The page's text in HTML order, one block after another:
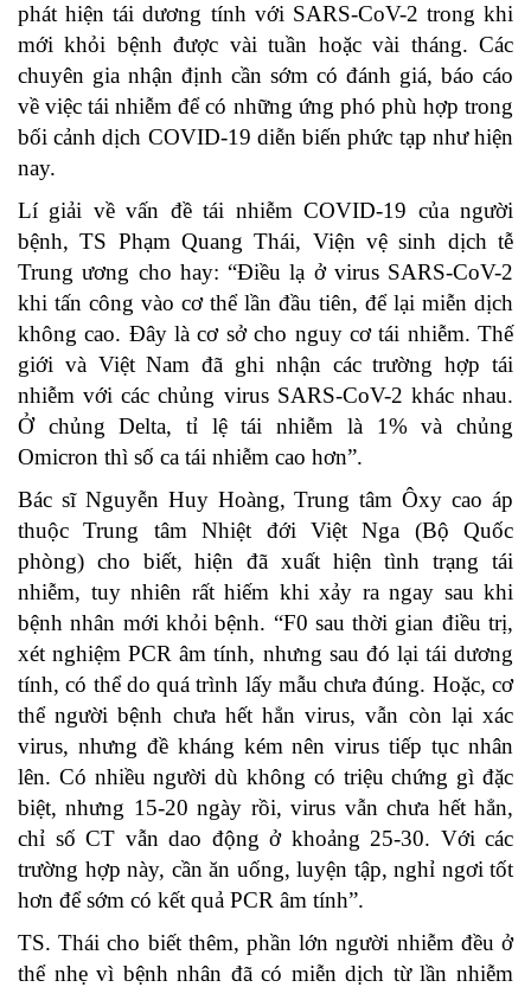
phát hiện tái dương tính với SARS-CoV-2 trong khi
mới khỏi bệnh được vài tuần hoặc vài tháng. Các
chuyên gia nhận định cần sớm có đánh giá, báo cáo
về việc tái nhiễm để có những ứng phó phù hợp trong
bối cảnh dịch COVID-19 diễn biến phức tạp như hiện
nay.
Lí giải về vấn đề tái nhiễm COVID-19 của người
bệnh, TS Phạm Quang Thái, Viện vệ sinh dịch tễ
Trung ương cho hay: “Điều lạ ở virus SARS-CoV-2
khi tấn công vào cơ thể lần đầu tiên, để lại miễn dịch
không cao. Đây là cơ sở cho nguy cơ tái nhiễm. Thế
giới và Việt Nam đã ghi nhận các trường hợp tái
nhiễm với các chủng virus SARS-CoV-2 khác nhau.
Ở chủng Delta, tỉ lệ tái nhiễm là 1% và chủng
Omicron thì số ca tái nhiễm cao hơn”.
Bác sĩ Nguyễn Huy Hoàng, Trung tâm Ôxy cao áp
thuộc Trung tâm Nhiệt đới Việt Nga (Bộ Quốc
phòng) cho biết, hiện đã xuất hiện tình trạng tái
nhiễm, tuy nhiên rất hiếm khi xảy ra ngay sau khi
bệnh nhân mới khỏi bệnh. “F0 sau thời gian điều trị,
xét nghiệm PCR âm tính, nhưng sau đó lại tái dương
tính, có thể do quá trình lấy mẫu chưa đúng. Hoặc, cơ
thể người bệnh chưa hết hẳn virus, vẫn còn lại xác
virus, nhưng đề kháng kém nên virus tiếp tục nhân
lên. Có nhiều người dù không có triệu chứng gì đặc
biệt, nhưng 15-20 ngày rồi, virus vẫn chưa hết hẳn,
chỉ số CT vẫn dao động ở khoảng 25-30. Với các
trường hợp này, cần ăn uống, luyện tập, nghỉ ngơi tốt
hơn để sớm có kết quả PCR âm tính”.
TS. Thái cho biết thêm, phần lớn người nhiễm đều ở
thể nhẹ vì bệnh nhân đã có miễn dịch từ lần nhiễm